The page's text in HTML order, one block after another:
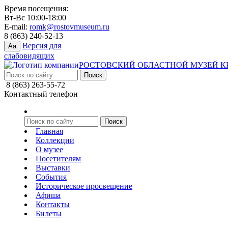
Время посещения:
Вт-Вс 10:00-18:00
E-mail: romk@rostovmuseum.ru
8 (863) 240-52-13
Aa
Версия для
слабовидящих
РОСТОВСКИЙ ОБЛАСТНОЙ МУЗЕЙ
8 (863) 263-55-72
Контактный телефон
Главная
Коллекции
О музее
Посетителям
Выставки
События
Историческое просвещение
Афиша
Контакты
Билеты